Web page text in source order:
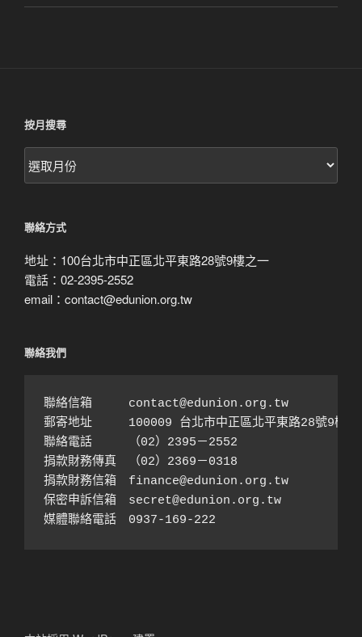
按月搜尋
按
月
聯絡方式
地址：100台北市中正區北平東路28號9樓之一
電話：02-2395-2552
email：contact@edunion.org.tw
聯絡我們
聯絡信箱　　　contact@edunion.org.tw
郵寄地址　　　100009 台北市中正區北平東路28號9樓之
聯絡電話　　　（02）2395－2552
捐款財務傳真　（02）2369－0318
捐款財務信箱　finance@edunion.org.tw
保密申訴信箱　secret@edunion.org.tw
媒體聯絡電話　0937-169-222